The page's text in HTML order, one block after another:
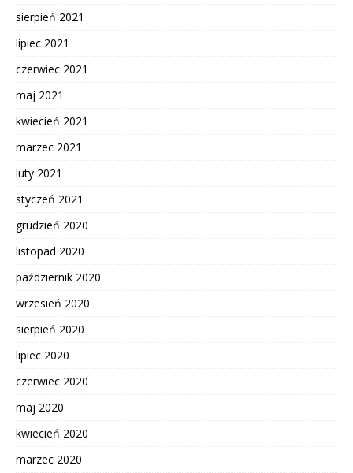
sierpień 2021
lipiec 2021
czerwiec 2021
maj 2021
kwiecień 2021
marzec 2021
luty 2021
styczeń 2021
grudzień 2020
listopad 2020
październik 2020
wrzesień 2020
sierpień 2020
lipiec 2020
czerwiec 2020
maj 2020
kwiecień 2020
marzec 2020